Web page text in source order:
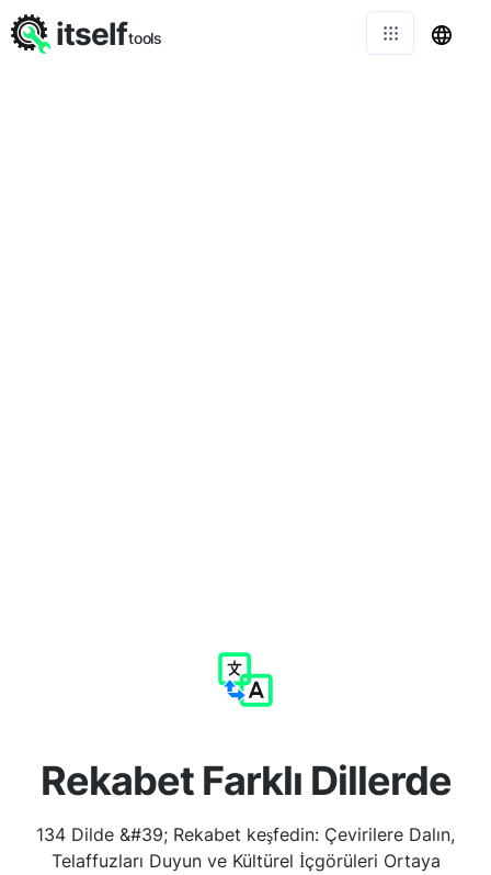
Rekabet Farklı Dillerde
134 Dilde &#39; Rekabet keşfedin: Çevirilere Dalın,
Telaffuzları Duyun ve Kültürel İçgörüleri Ortaya
itselftools